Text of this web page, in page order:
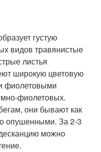
густую
видов травянистые
листья
широкую цветовую
фиолетовыми
фиолетовых.
они бывают как
опушенными. За 2-3
можно